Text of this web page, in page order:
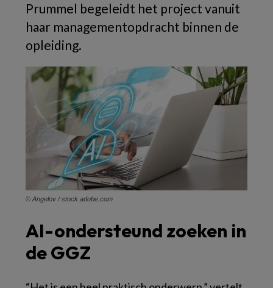
Prummel begeleidt het project vanuit
haar managementopdracht binnen de
opleiding.
© Angelov / stock.adobe.com
AI-ondersteund zoeken in
de GGZ